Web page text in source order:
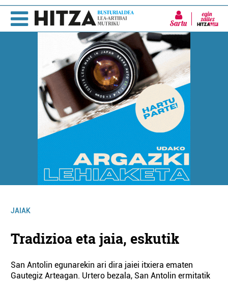
Sartu
JAIAK
Tradizioa eta jaia, eskutik
San Antolin egunarekin ari dira jaiei itxiera ematen
Gautegiz Arteagan. Urtero bezala, San Antolin ermitatik